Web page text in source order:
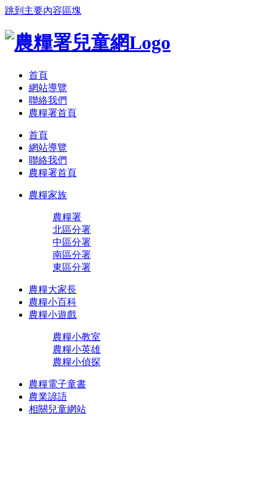
跳到主要內容區塊
:::
首頁
網站導覽
聯絡我們
農糧署首頁
首頁
網站導覽
聯絡我們
農糧署首頁
農糧家族
農糧署
北區分署
中區分署
南區分署
東區分署
農糧大家長
農糧小百科
農糧小遊戲
農糧小教室
農糧小英雄
農糧小偵探
農糧電子童書
農業諺語
相關兒童網站